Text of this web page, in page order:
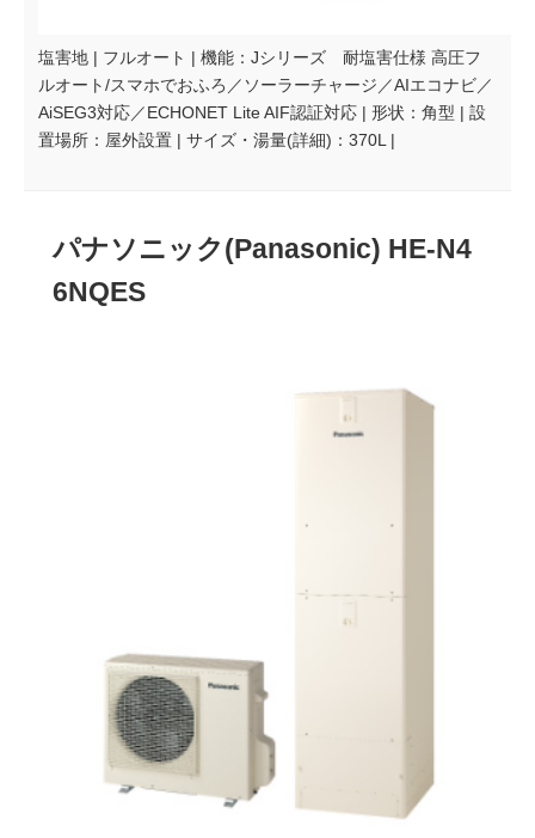
塩害地 | フルオート | 機能：Jシリーズ 耐塩害仕様 高圧フ
ルオート/スマホでおふろ／ソーラーチャージ／AIエコナビ／
AiSEG3対応／ECHONET Lite AIF認証対応 | 形状：角型 | 設
置場所：屋外設置 | サイズ・湯量(詳細)：370L |
パナソニック(Panasonic) HE-N4
6NQES